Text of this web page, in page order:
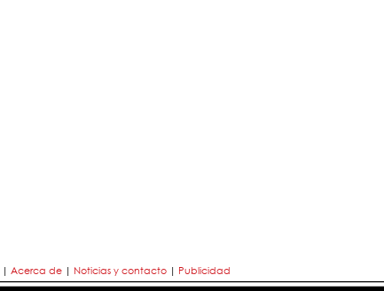
| Acerca de | Noticias y contacto | Publicidad